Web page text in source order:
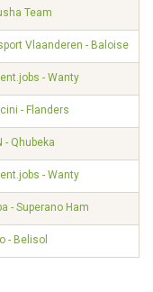
Team
Vlaanderen - Baloise
- Wanty
- Flanders
- Qhubeka
- Wanty
- Superano Ham
- Belisol